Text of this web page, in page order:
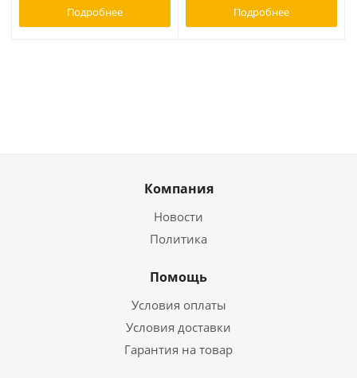
Подробнее Подробнее
Компания
Новости
Политика
Помощь
Условия оплаты
Условия доставки
Гарантия на товар